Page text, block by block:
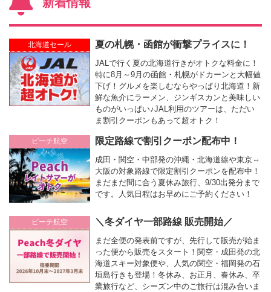
北海道セール 夏の札幌・函館が衝撃プライスに！
JALで行く夏の北海道行きがオトクな料金に！
特に8月～9月の函館・札幌がドカーンと大幅値
下げ！グルメを楽しむならやっぱり北海道！新
鮮な魚介にラーメン、ジンギスカンと美味しい
ものがいっぱい♪JAL利用のツアーは、ただい
ま割引クーポンもあって超オトク！
ピーチ航空 限定路線で割引クーポン配布中！
成田・関空・中部発の沖縄・北海道線や東京⇔
大阪の対象路線で限定割引クーポンを配布中！
まだまだ間に合う夏休み旅行、9/30出発分まで
です。人気日程はお早めにご予約ください！
ピーチ航空 ＼冬ダイヤ一部路線 販売開始／
まだ全便の発表前ですが、先行して販売が始ま
った便から販売をスタート！関空・成田発の北
海道スキー対象便や、人気の関空・福岡発の石
垣島行きも登場！冬休み、お正月、春休み、卒
業旅行など、シーズン中のご旅行は混み合いま